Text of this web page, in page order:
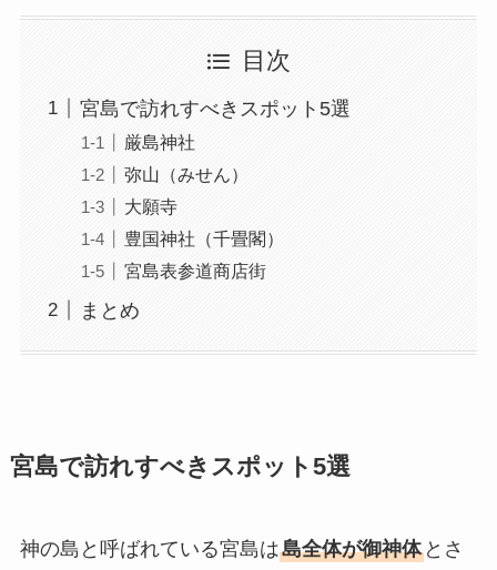
目次
宮島で訪れすべきスポット5選
厳島神社
弥山（みせん）
大願寺
豊国神社（千畳閣）
宮島表参道商店街
まとめ
宮島で訪れすべきスポット5選
神の島と呼ばれている宮島は島全体が御神体とさ